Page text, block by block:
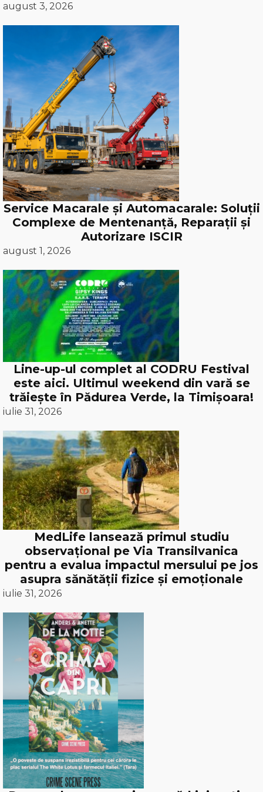
august 3, 2026
Service Macarale și Automacarale: Soluții
Complexe de Mentenanță, Reparații și
Autorizare ISCIR
august 1, 2026
Line-up-ul complet al CODRU Festival
este aici. Ultimul weekend din vară se
trăiește în Pădurea Verde, la Timișoara!
iulie 31, 2026
MedLife lansează primul studiu
observațional pe Via Transilvanica
pentru a evalua impactul mersului pe jos
asupra sănătății fizice și emoționale
iulie 31, 2026